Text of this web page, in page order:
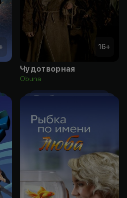
16+
Чудотворная
Obuna